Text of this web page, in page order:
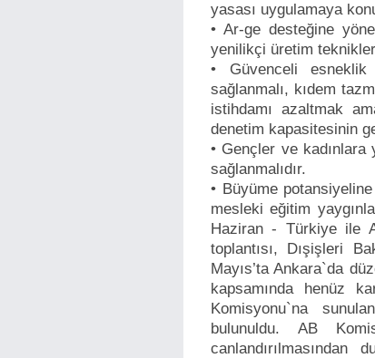
yasası uygulamaya
• Ar-ge desteğine
yenilikçi üretim
• Güvenceli esneklik
sağlanmalı, kıdem
istihdamı azaltmak
denetim kapasitesinin
• Gençler ve
sağlanmalıdır.
• Büyüme
mesleki eğitim
Haziran - Türkiye ile
toplantısı, Dışişleri
Mayıs’ta Ankara`da
kapsamında henüz
Komisyonu`na
bulunuldu. AB